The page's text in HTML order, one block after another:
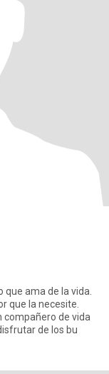
ama de la vida.
que la necesite.
compañero de vida
de los bu